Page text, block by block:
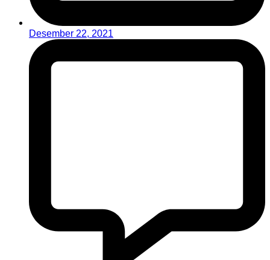
Desember 22, 2021